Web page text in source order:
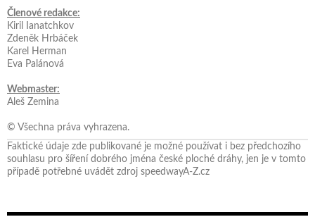
Členové redakce:
Kiril Ianatchkov
Zdeněk Hrbáček
Karel Herman
Eva Palánová
Webmaster:
Aleš Zemina
© Všechna práva vyhrazena.
Faktické údaje zde publikované je možné používat i bez předchozího
souhlasu pro šíření dobrého jména české ploché dráhy, jen je v tomto
případě potřebné uvádět zdroj speedwayA-Z.cz